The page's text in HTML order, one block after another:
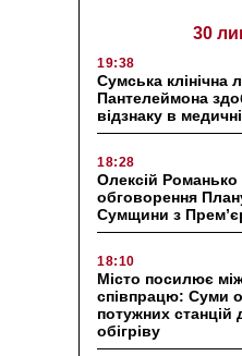
30
19:38
Сумська клінічна
Пантелеймона
відзнаку в
18:28
Олексій
обговорення
Сумщини з
18:10
Місто посилює
співпрацю: Суми
потужних станцій
обігріву